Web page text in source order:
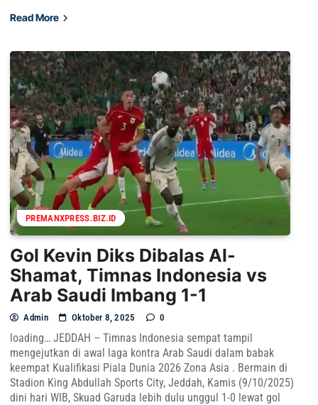
Read More
PREMANXPRESS.BIZ.ID
Gol Kevin Diks Dibalas Al-
Shamat, Timnas Indonesia vs
Arab Saudi Imbang 1-1
Admin Oktober 8, 2025 0
loading… JEDDAH – Timnas Indonesia sempat tampil
mengejutkan di awal laga kontra Arab Saudi dalam babak
keempat Kualifikasi Piala Dunia 2026 Zona Asia . Bermain di
Stadion King Abdullah Sports City, Jeddah, Kamis (9/10/2025)
dini hari WIB, Skuad Garuda lebih dulu unggul 1-0 lewat gol